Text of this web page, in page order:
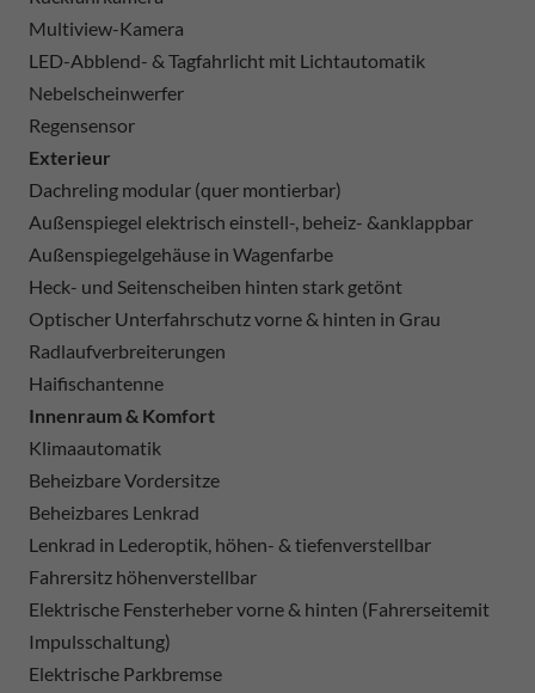
Multiview-Kamera
LED-Abblend- & Tagfahrlicht mit Lichtautomatik
Nebelscheinwerfer
Regensensor
Exterieur
Dachreling modular (quer montierbar)
Außenspiegel elektrisch einstell-, beheiz- &anklappbar
Außenspiegelgehäuse in Wagenfarbe
Heck- und Seitenscheiben hinten stark getönt
Optischer Unterfahrschutz vorne & hinten in Grau
Radlaufverbreiterungen
Haifischantenne
Innenraum & Komfort
Klimaautomatik
Beheizbare Vordersitze
Beheizbares Lenkrad
Lenkrad in Lederoptik, höhen- & tiefenverstellbar
Fahrersitz höhenverstellbar
Elektrische Fensterheber vorne & hinten (Fahrerseitemit
Impulsschaltung)
Elektrische Parkbremse